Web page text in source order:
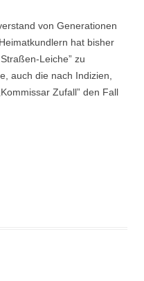
von Generationen
hat bisher
Leiche” zu
auch die nach Indizien,
Zufall” den Fall